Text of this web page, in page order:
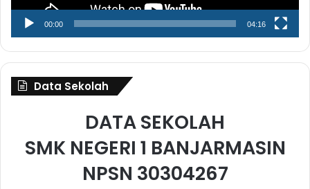
00:00 04:16
Data Sekolah
DATA SEKOLAH
SMK NEGERI 1 BANJARMASIN
NPSN 30304267